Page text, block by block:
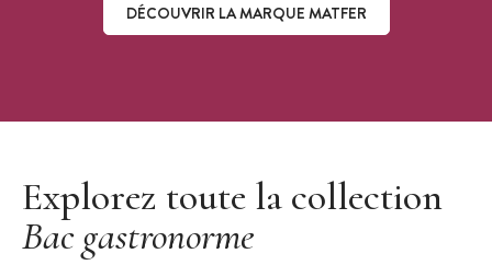
DÉCOUVRIR LA MARQUE MATFER
Explorez toute la collection
Bac gastronorme